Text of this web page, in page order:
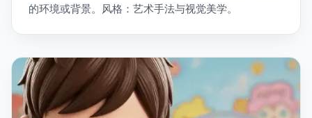
的环境或背景。风格：艺术手法与视觉美学。